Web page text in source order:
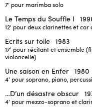
7’ pour marimba solo
Le Temps du Souffle I
12' pour deux clarinettes et cor
Ecrits sur toile 1983
17' pour récitant et ensemble
violoncelle)
Une saison en Enfer 1980
4' pour soprano, piano,
…D’un désastre obscur
4’ pour mezzo-soprano et